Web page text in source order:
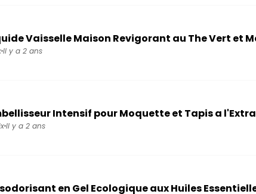
Vaisselle Maison Revigorant au The Vert et
Il y a 2 ans
Intensif pour Moquette et Tapis a
Il y a 2 ans
en Gel Ecologique aux Huiles